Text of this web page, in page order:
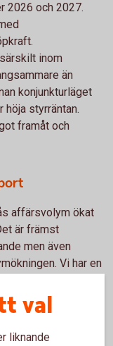
2026 och 2027.
inom
än
konjunkturläget
höja styrräntan.
framåt och
affärsvolym ökat
är främst
men även
Vi har en
val
liknande